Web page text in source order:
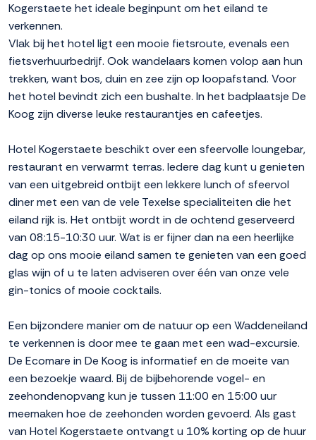
Kogerstaete het ideale beginpunt om het eiland te
verkennen.
Vlak bij het hotel ligt een mooie fietsroute, evenals een
fietsverhuurbedrijf. Ook wandelaars komen volop aan hun
trekken, want bos, duin en zee zijn op loopafstand. Voor
het hotel bevindt zich een bushalte. In het badplaatsje De
Koog zijn diverse leuke restaurantjes en cafeetjes.
Hotel Kogerstaete beschikt over een sfeervolle loungebar,
restaurant en verwarmt terras. Iedere dag kunt u genieten
van een uitgebreid ontbijt een lekkere lunch of sfeervol
diner met een van de vele Texelse specialiteiten die het
eiland rijk is. Het ontbijt wordt in de ochtend geserveerd
van 08:15-10:30 uur. Wat is er fijner dan na een heerlijke
dag op ons mooie eiland samen te genieten van een goed
glas wijn of u te laten adviseren over één van onze vele
gin-tonics of mooie cocktails.
Een bijzondere manier om de natuur op een Waddeneiland
te verkennen is door mee te gaan met een wad-excursie.
De Ecomare in De Koog is informatief en de moeite van
een bezoekje waard. Bij de bijbehorende vogel- en
zeehondenopvang kun je tussen 11:00 en 15:00 uur
meemaken hoe de zeehonden worden gevoerd. Als gast
van Hotel Kogerstaete ontvangt u 10% korting op de huur